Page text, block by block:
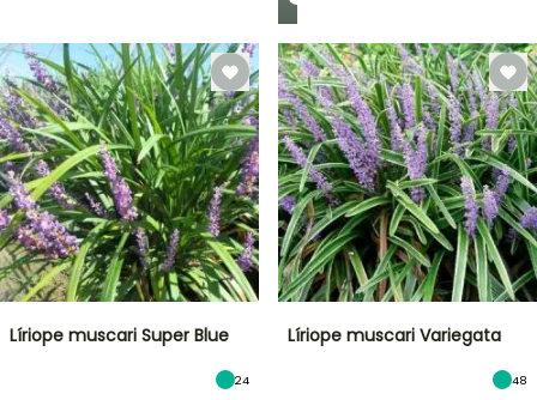
Líriope muscari Super Blue
24
Líriope muscari Variegata
48